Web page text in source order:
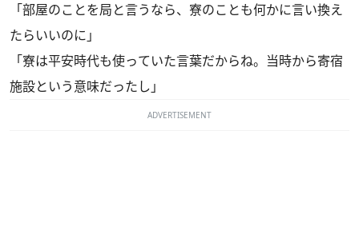
「部屋のことを局と言うなら、寮のことも何かに言い換え
たらいいのに」
「寮は平安時代も使っていた言葉だからね。当時から寄宿
施設という意味だったし」
ADVERTISEMENT